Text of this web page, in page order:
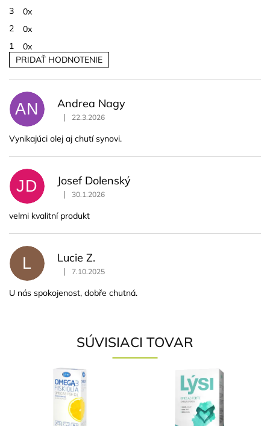
SÚVISIACI TOVAR
3
0x
2
0x
1
0x
PRIDAŤ HODNOTENIE
ý
p
i
s
o
d
o
t
e
í
AN Andrea Nagy
Hodnotenie produktu je 5 z 5 hviezdičiek.
| 22.3.2026
Vynikajúci olej aj chutí synovi.
JD Josef Dolenský
Hodnotenie produktu je 5 z 5 hviezdičiek.
| 30.1.2026
velmi kvalitní produkt
L Lucie Z.
Hodnotenie produktu je 5 z 5 hviezdičiek.
| 7.10.2025
U nás spokojenost, dobře chutná.